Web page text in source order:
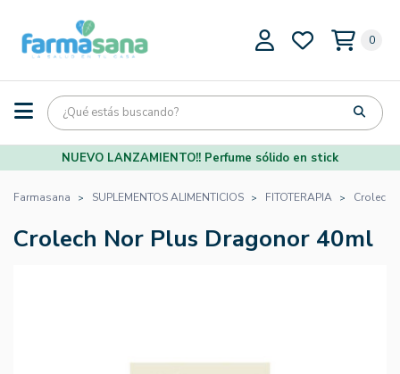
0
NUEVO LANZAMIENTO!! Perfume sólido en stick
Farmasana SUPLEMENTOS ALIMENTICIOS FITOTERAPIA Crolech
Crolech Nor Plus Dragonor 40ml